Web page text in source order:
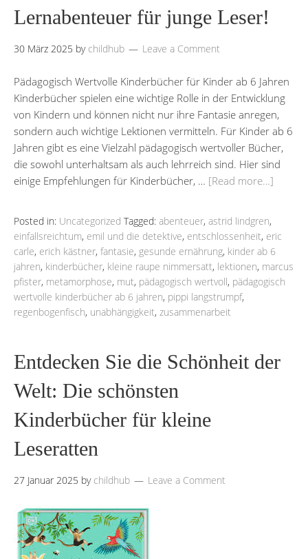
Lernabenteuer für junge Leser!
30 März 2025 by childhub Leave a Comment
Pädagogisch Wertvolle Kinderbücher für Kinder ab 6 Jahren
Kinderbücher spielen eine wichtige Rolle in der Entwicklung
von Kindern und können nicht nur ihre Fantasie anregen,
sondern auch wichtige Lektionen vermitteln. Für Kinder ab 6
Jahren gibt es eine Vielzahl pädagogisch wertvoller Bücher,
die sowohl unterhaltsam als auch lehrreich sind. Hier sind
einige Empfehlungen für Kinderbücher, … [Read more…]
Posted in: Uncategorized Tagged: abenteuer, astrid lindgren,
einfallsreichtum, emil und die detektive, entschlossenheit, eric
carle, erich kästner, fantasie, gesunde ernährung, kinder ab 6
jahren, kinderbücher, kleine raupe nimmersatt, lektionen, marcus
pfister, metamorphose, mut, pädagogisch wertvoll, pädagogisch
wertvolle kinderbücher ab 6 jahren, pippi langstrumpf,
regenbogenfisch, unabhängigkeit, zusammenarbeit
Entdecken Sie die Schönheit der
Welt: Die schönsten
Kinderbücher für kleine
Leseratten
27 Januar 2025 by childhub Leave a Comment